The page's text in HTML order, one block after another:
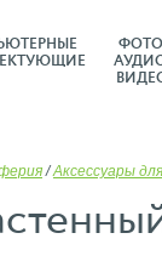
/Аксессуары